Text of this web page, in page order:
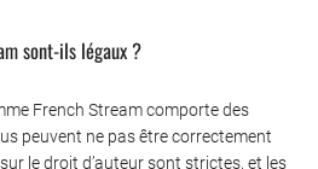
sont-ils légaux ?
French Stream comporte des
peuvent ne pas être correctement
le droit d’auteur sont strictes, et les